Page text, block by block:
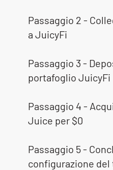
Passaggio 2 -
a JuicyFi
Passaggio 3 -
portafoglio JuicyFi
Passaggio 4 -
Juice per $0
Passaggio 5 -
configurazione